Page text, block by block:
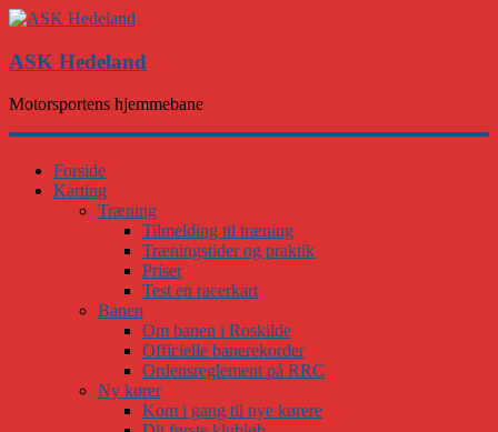
ASK Hedeland
Motorsportens hjemmebane
Forside
Karting
Træning
Tilmelding til træning
Træningstider og praktik
Priser
Test en racerkart
Banen
Om banen i Roskilde
Officielle banerekorder
Ordensreglement på RRC
Ny kører
Kom i gang til nye kørere